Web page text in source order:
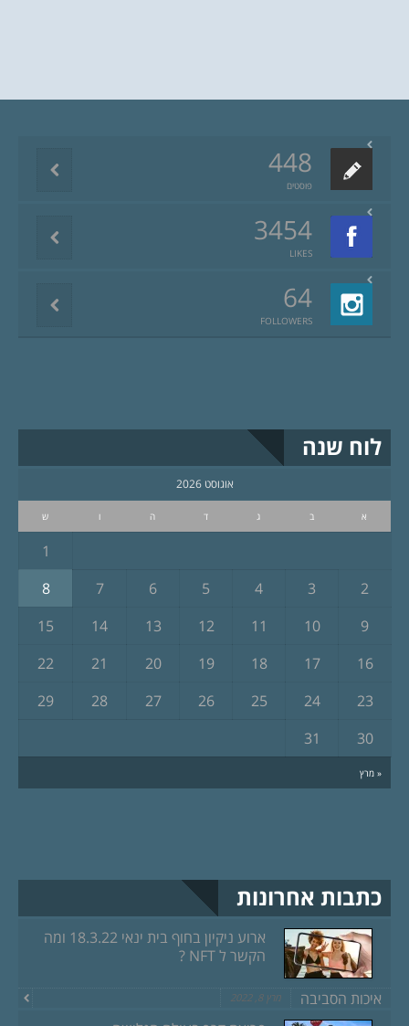
448
פוסטים
3454
LIKES
64
FOLLOWERS
לוח שנה
אוגוסט 2026
א ב ג ד ה ו ש
« מרץ
1
2
3
4
5
6
7
8
9
10
11
12
13
14
15
16
17
18
19
20
21
22
23
24
25
26
27
28
29
30
31
כתבות אחרונות
ארוע ניקיון בחוף בית ינאי 18.3.22 ומה
הקשר ל NFT ?
איכות הסביבה מרץ 8, 2022